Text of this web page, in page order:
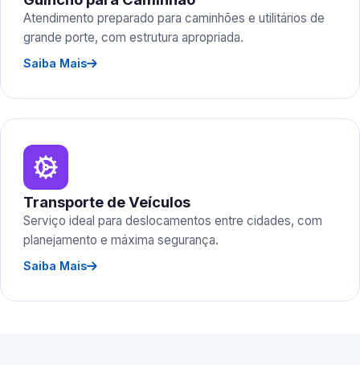
Atendimento preparado para caminhões e utilitários de
grande porte, com estrutura apropriada.
Saiba Mais
Transporte de Veículos
Serviço ideal para deslocamentos entre cidades, com
planejamento e máxima segurança.
Saiba Mais